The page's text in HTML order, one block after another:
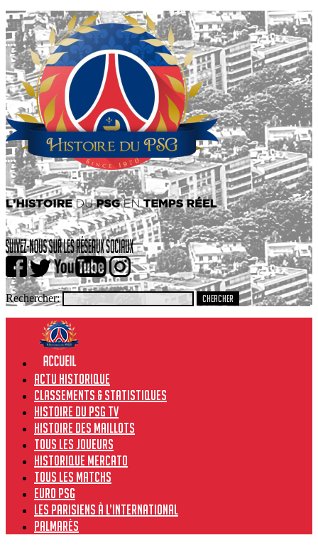
Rechercher:
Actu historique
Classements & Statistiques
Histoire du PSG TV
Histoire des maillots
Tous les joueurs
Historique Mercato
Tous les matchs
Euro PSG
Les Parisiens à l’international
Palmarès